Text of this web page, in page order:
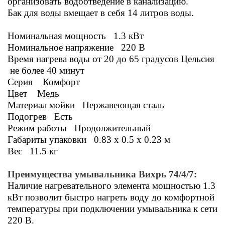
Бак для воды вмещает в себя 14 литров воды.
Номинальная мощность 1.3 кВт
Номинальное напряжение 220 В
Время нагрева воды от 20 до 65 градусов Цельсия
не более 40 минут
Серия Комфорт
Цвет Медь
Материал мойки Нержавеющая сталь
Подогрев Есть
Режим работы Продолжительный
Габариты упаковки 0.83 x 0.5 x 0.23 м
Вес 11.5 кг
Преимущества умывальника Вихрь 74/4/7:
Наличие нагревательного элемента мощностью 1.3
кВт позволит быстро нагреть воду до комфортной
температуры при подключении умывальника к сети
220 В.